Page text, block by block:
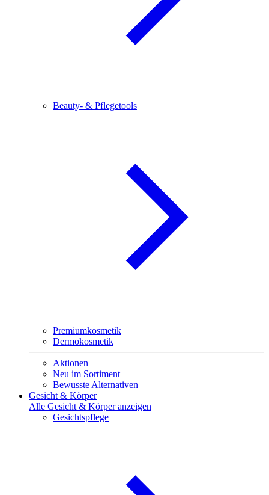
Beauty- & Pflegetools
Premiumkosmetik
Dermokosmetik
Aktionen
Neu im Sortiment
Bewusste Alternativen
Gesicht & Körper
Alle Gesicht & Körper anzeigen
Gesichtspflege